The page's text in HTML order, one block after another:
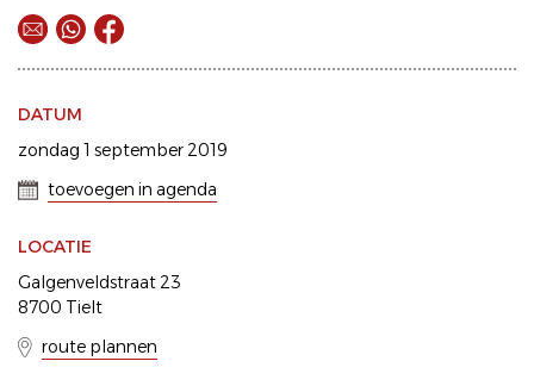
DATUM
zondag 1 september 2019
toevoegen in agenda
LOCATIE
Galgenveldstraat 23
8700 Tielt
route plannen